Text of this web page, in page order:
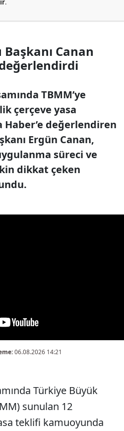
.
Canan
TBMM’ye
çerçeve yasa
değerlendiren
Ergün Canan,
süreci ve
dikkat çeken
06.08.2026 14:21
Türkiye Büyük
sunulan 12
teklifi kamuoyunda